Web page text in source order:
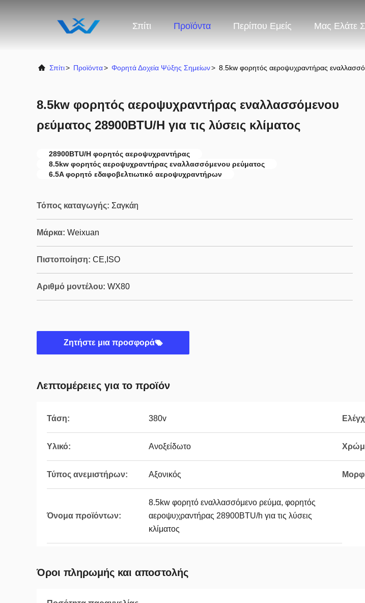
Σπίτι Προϊόντα Περίπου Εμείς Μας Ελάτε
Σπίτι> Προϊόντα> Φορητά Δοχεία Ψύξης Σημείων> 8.5kw φορητός αεροψυχραντήρας
8.5kw φορητός αεροψυχραντήρας εναλλασσόμενου
ρεύματος 28900BTU/H για τις λύσεις κλίματος
28900BTU/H φορητός αεροψυχραντήρας
8.5kw φορητός αεροψυχραντήρας εναλλασσόμενου ρεύματος
6.5A φορητό εδαφοβελτιωτικό αεροψυχραντήρων
Τόπος καταγωγής: Σαγκάη
Μάρκα: Weixuan
Πιστοποίηση: CE,ISO
Αριθμό μοντέλου: WX80
Ζητήστε μια προσφορά
Λεπτομέρειες για το προϊόν
Τάση: 380v
Υλικό: Ανοξείδωτο
Τύπος ανεμιστήρων: Αξονικός
Όνομα προϊόντων:
8.5kw φορητό εναλλασσόμενο ρεύμα, φορητός
αεροψυχραντήρας 28900BTU/h για τις λύσεις
κλίματος
Όροι πληρωμής και αποστολής